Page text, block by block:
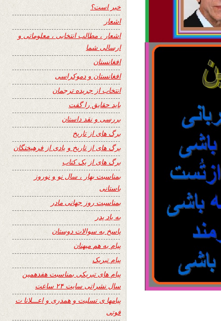
خبر است؟
اشعار
اشعار ، مطالب انتخابی ، معلوماتی و
ارسالی شما
افغانستان
افغانستان و دموکراسی
انتخاب از جریده ترجمان
باید حقایق را گفت
بررسی و نقد داستان
برگ های از تاریخ
برگ های از تاریخ و یادی از فرهیختگان
برگ های از یک کتاب
بمناسبت بهار ، سال نو و نوروز
باستانی
بمناسبت روز جهانی مادر
به یاد پدر
پاسخ به سوالات دوستان
پیام به هم میهنان
پیام تبریک
پیام های تبریکی بمناسبت هفدهمین
سال نشراتی سایت ۲۴ ساعت
پیامها ی تسلیت و همدری و اعـــلانا ت
فوتی